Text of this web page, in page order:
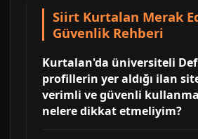
Siirt Kurtalan Merak
Güvenlik Rehberi
Kurtalan'da üniversiteli
profillerin yer aldığı ilan
verimli ve güvenli
nelere dikkat etmeliyim?